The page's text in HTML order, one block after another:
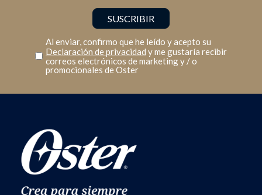
Al enviar, confirmo que he leído y acepto su
Declaración de privacidad y me gustaría recibir
correos electrónicos de marketing y / o
promocionales de Oster